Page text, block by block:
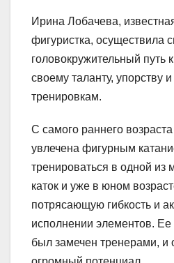
Ирина Лобачева,
фигуристка, осуществила
головокружительный путь
своему таланту, упорству
тренировкам.
С самого раннего
увлечена фигурным
тренироваться в одной из
каток и уже в юном
потрясающую гибкость и
исполнении элементов.
был замечен тренерами, и